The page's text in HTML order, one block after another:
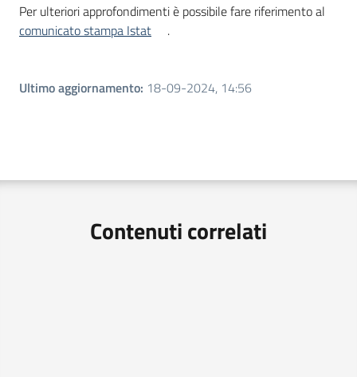
Per ulteriori approfondimenti è possibile fare riferimento al
comunicato stampa Istat
.
Ultimo aggiornamento: 18-09-2024, 14:56
Contenuti correlati